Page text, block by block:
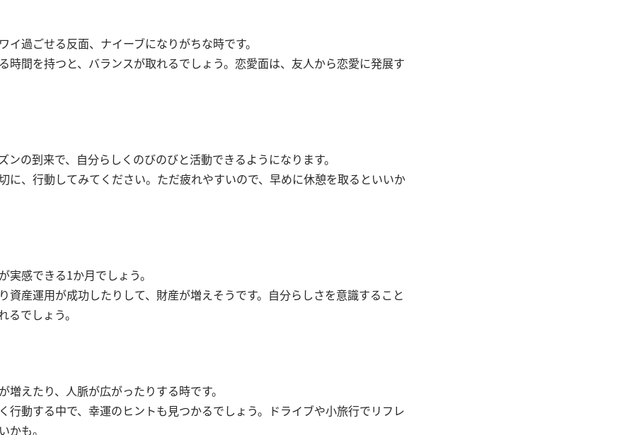
イ過ごせる反面、ナイーブになりがちな時です。
時間を持つと、バランスが取れるでしょう。恋愛面は、友人から恋愛に発展す
ンの到来で、自分らしくのびのびと活動できるようになります。
に、行動してみてください。ただ疲れやすいので、早めに休憩を取るといいか
実感できる1か月でしょう。
資産運用が成功したりして、財産が増えそうです。自分らしさを意識すること
るでしょう。
増えたり、人脈が広がったりする時です。
行動する中で、幸運のヒントも見つかるでしょう。ドライブや小旅行でリフレ
かも。